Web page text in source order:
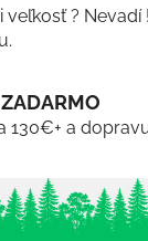
veľkosť ? Nevadí
130€+ a